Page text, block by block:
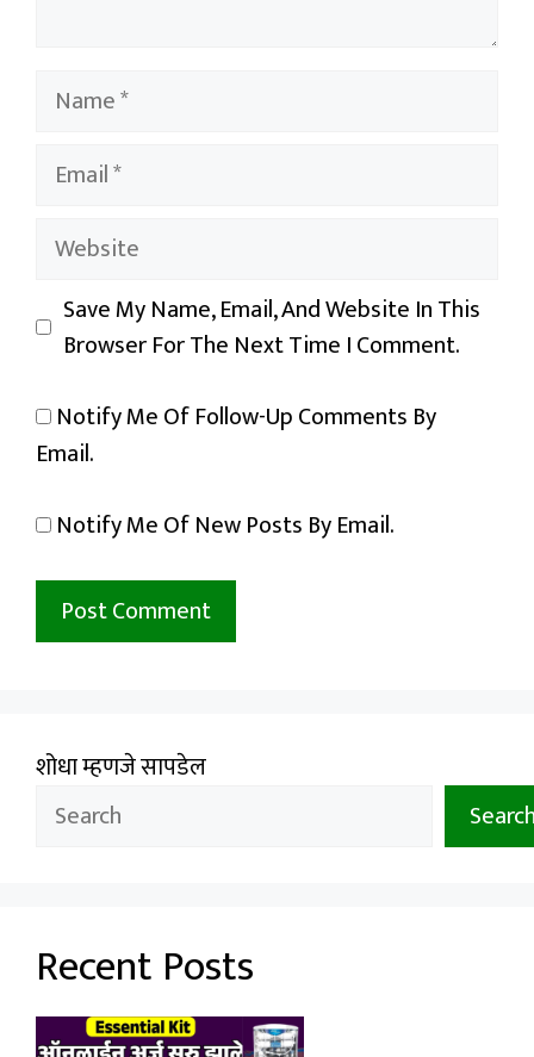
Name
Email
Website
Save My Name, Email, And Website In This
Browser For The Next Time I Comment.
Notify Me Of Follow-Up Comments By
Email.
Notify Me Of New Posts By Email.
शोधा म्हणजे सापडेल
Recent Posts